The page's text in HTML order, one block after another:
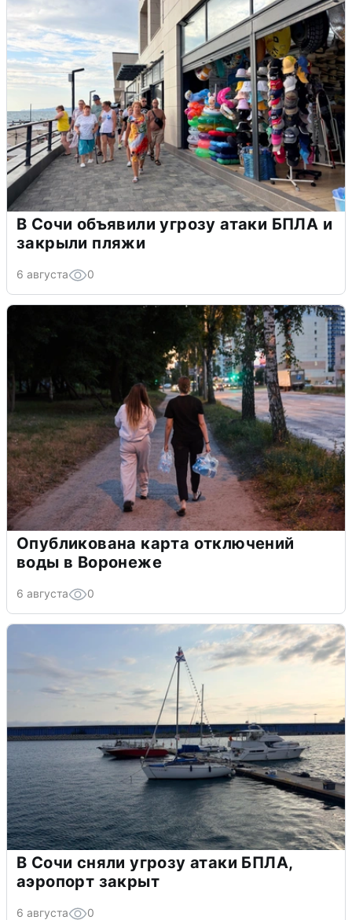
В Сочи объявили угрозу атаки БПЛА и
закрыли пляжи
6 августа 0
Опубликована карта отключений
воды в Воронеже
6 августа 0
В Сочи сняли угрозу атаки БПЛА,
аэропорт закрыт
6 августа 0